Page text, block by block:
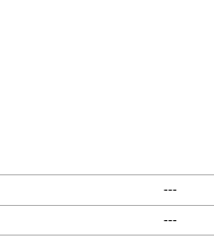
---
---